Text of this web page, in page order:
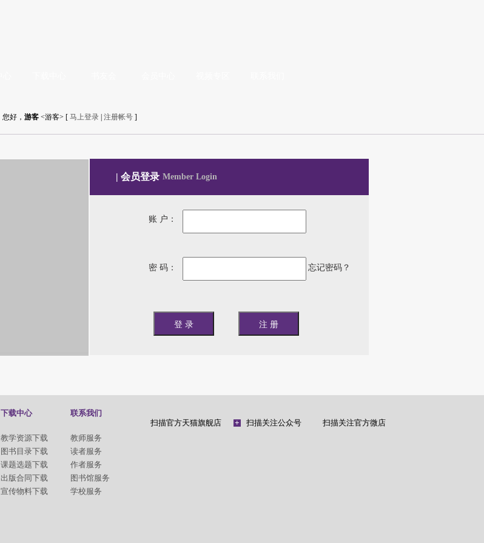
您好， 游客 <游客> [ 马上登录 注册帐号 ]
| 会员登录 Member Login
账 户：
密 码： 忘记密码？
下载中心
教学资源下载
图书目录下载
课题选题下载
出版合同下载
宣传物料下载
联系我们
教师服务
读者服务
作者服务
图书馆服务
学校服务
扫描官方天猫旗舰店 + 扫描关注公众号 扫描关注官方微店